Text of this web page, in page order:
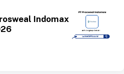
Indomax